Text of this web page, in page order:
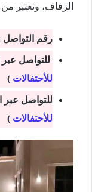
الزفاف، وتعتبر
رقم التواصل
للتواصل
للأحتفالات )
للتواصل عبر
للأحتفالات )